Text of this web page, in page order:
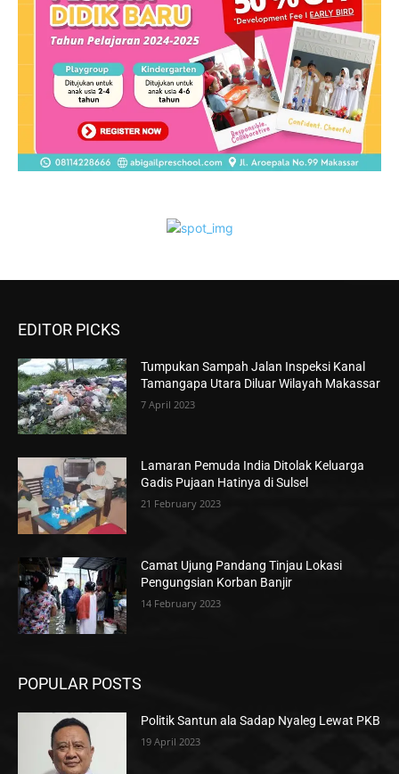
EDITOR PICKS
Tumpukan Sampah Jalan Inspeksi Kanal
Tamangapa Utara Diluar Wilayah Makassar
7 April 2023
Lamaran Pemuda India Ditolak Keluarga
Gadis Pujaan Hatinya di Sulsel
21 February 2023
Camat Ujung Pandang Tinjau Lokasi
Pengungsian Korban Banjir
14 February 2023
POPULAR POSTS
Politik Santun ala Sadap Nyaleg Lewat PKB
19 April 2023